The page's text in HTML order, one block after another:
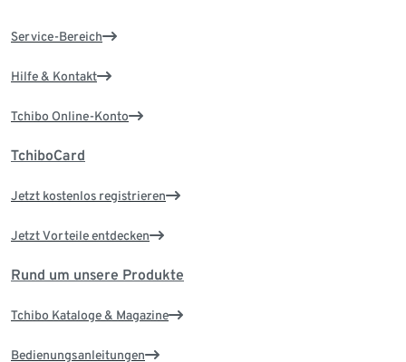
Service-Bereich
Hilfe & Kontakt
Tchibo Online-Konto
TchiboCard
Jetzt kostenlos registrieren
Jetzt Vorteile entdecken
Rund um unsere Produkte
Tchibo Kataloge & Magazine
Bedienungsanleitungen